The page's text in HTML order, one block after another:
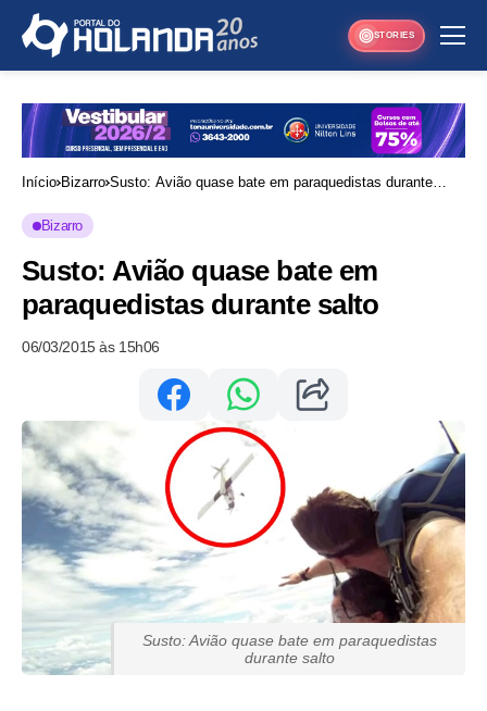
STORIES
Início Bizarro Susto: Avião quase bate em paraquedistas durante
Bizarro
Susto: Avião quase bate em
paraquedistas durante salto
06/03/2015 às 15h06
Susto: Avião quase bate em paraquedistas
durante salto